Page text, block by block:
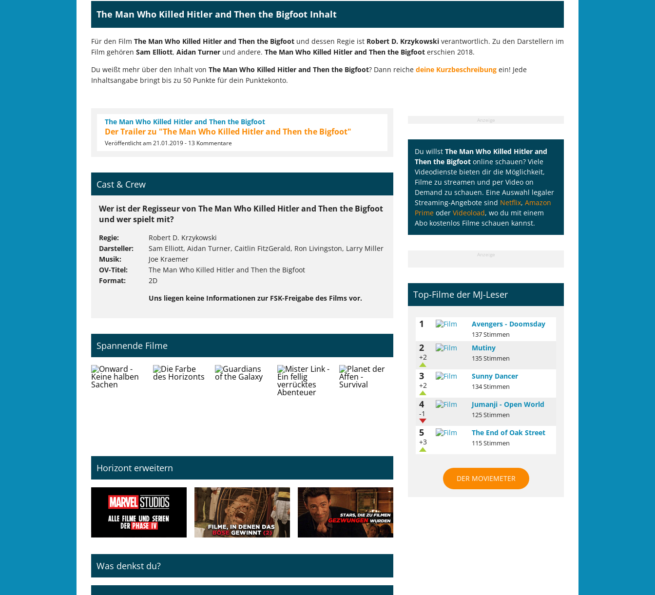
The Man Who Killed Hitler and Then the Bigfoot Inhalt
Für den Film The Man Who Killed Hitler and Then the Bigfoot und dessen Regie ist Robert D. Krzykowski verantwortlich. Zu den Darstellern im
Film gehören Sam Elliott, Aidan Turner und andere. The Man Who Killed Hitler and Then the Bigfoot erschien 2018.
Du weißt mehr über den Inhalt von The Man Who Killed Hitler and Then the Bigfoot? Dann reiche deine Kurzbeschreibung ein! Jede
Inhaltsangabe bringt bis zu 50 Punkte für dein Punktekonto.
The Man Who Killed Hitler and Then the Bigfoot
Der Trailer zu "The Man Who Killed Hitler and Then the Bigfoot"
Veröffentlicht am 21.01.2019 - 13 Kommentare
Cast & Crew
Wer ist der Regisseur von The Man Who Killed Hitler and Then the Bigfoot
und wer spielt mit?
Regie
Robert D. Krzykowski
Darsteller
Sam Elliott, Aidan Turner, Caitlin FitzGerald, Ron Livingston, Larry Miller
Musik
Joe Kraemer
OV-Titel
The Man Who Killed Hitler and Then the Bigfoot
Format
2D
Uns liegen keine Informationen zur FSK-Freigabe des Films vor.
Spannende Filme
Horizont erweitern
Was denkst du?
Anzeige
Du willst The Man Who Killed Hitler and
Then the Bigfoot online schauen? Viele
Videodienste bieten dir die Möglichkeit,
Filme zu streamen und per Video on
Demand zu schauen. Eine Auswahl legaler
Streaming-Angebote sind Netflix, Amazon
Prime oder Videoload, wo du mit einem
Abo kostenlos Filme schauen kannst.
Anzeige
Top-Filme der MJ-Leser
1 Avengers - Doomsday
137 Stimmen
2
+2
Mutiny
135 Stimmen
3
+2
Sunny Dancer
134 Stimmen
4
-1
Jumanji - Open World
125 Stimmen
5
+3
The End of Oak Street
115 Stimmen
DER MOVIEMETER